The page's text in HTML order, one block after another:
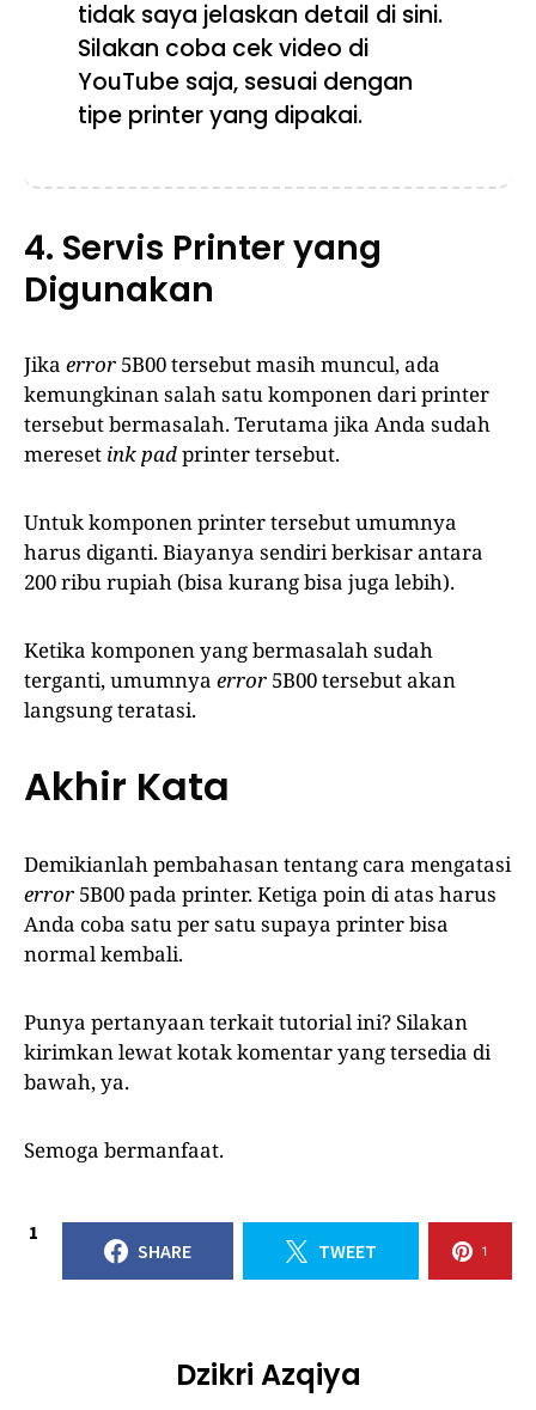
tidak saya jelaskan detail di sini.
Silakan coba cek video di
YouTube saja, sesuai dengan
tipe printer yang dipakai.
4. Servis Printer yang
Digunakan
Jika error 5B00 tersebut masih muncul, ada
kemungkinan salah satu komponen dari printer
tersebut bermasalah. Terutama jika Anda sudah
mereset ink padprinter tersebut.
Untuk komponen printer tersebut umumnya
harus diganti. Biayanya sendiri berkisar antara
200 ribu rupiah (bisa kurang bisa juga lebih).
Ketika komponen yang bermasalah sudah
terganti, umumnya error 5B00 tersebut akan
langsung teratasi.
Akhir Kata
Demikianlah pembahasan tentang cara mengatasi
error 5B00 pada printer. Ketiga poin di atas harus
Anda coba satu per satu supaya printer bisa
normal kembali.
Punya pertanyaan terkait tutorial ini? Silakan
kirimkan lewat kotak komentar yang tersedia di
bawah, ya.
Semoga bermanfaat.
1
SHARE
TWEET 1
Dzikri Azqiya